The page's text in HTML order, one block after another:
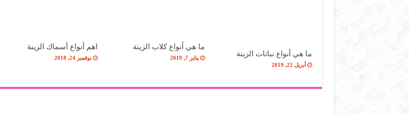
ما هي أنواع نباتات الزينة
أبريل 22, 2019
ما هي أنواع كلاب الزينة
يناير 7, 2019
اهم أنواع أسماك الزينة
نوفمبر 24, 2018